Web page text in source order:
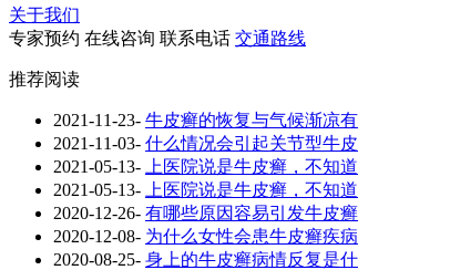
关于我们
专家预约 在线咨询 联系电话 交通路线
推荐阅读
2021-11-23- 牛皮癣的恢复与气候渐凉有
2021-11-03- 什么情况会引起关节型牛皮
2021-05-13-
上医院说是牛皮癣，不知道
2021-05-13-
上医院说是牛皮癣，不知道
2020-12-26- 有哪些原因容易引发牛皮癣
2020-12-08- 为什么女性会患牛皮癣疾病
2020-08-25- 身上的牛皮癣病情反复是什